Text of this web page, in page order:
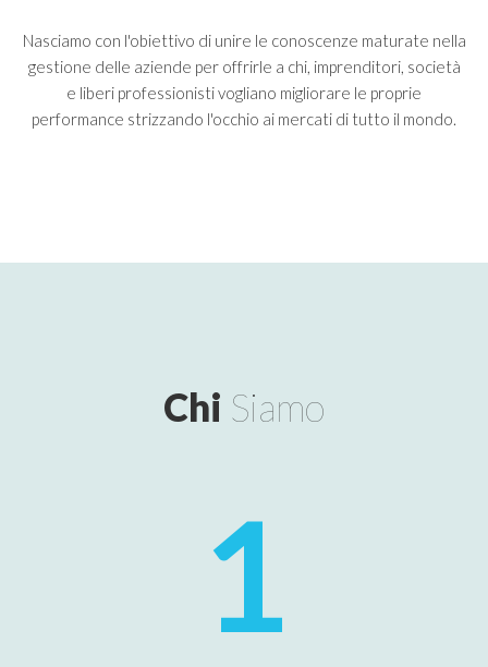
Nasciamo con l'obiettivo di unire le conoscenze maturate nella
gestione delle aziende per offrirle a chi, imprenditori, società
e liberi professionisti vogliano migliorare le proprie
performance strizzando l'occhio ai mercati di tutto il mondo.
Chi Siamo
1